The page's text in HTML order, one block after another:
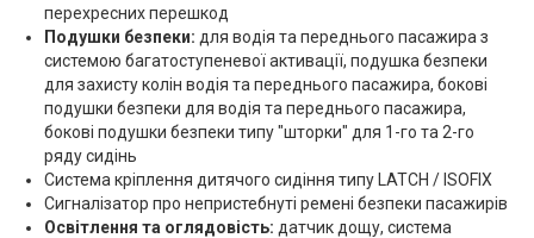
перехресних перешкод
Подушки безпеки: для водія та переднього пасажира з
системою багатоступеневої активації, подушка безпеки
для захисту колін водія та переднього пасажира, бокові
подушки безпеки для водія та переднього пасажира,
бокові подушки безпеки типу "шторки" для 1-го та 2-го
ряду сидінь
Система кріплення дитячого сидіння типу LATCH / ISOFIX
Сигналізатор про непристебнуті ремені безпеки пасажирів
Освітлення та оглядовість: датчик дощу, система